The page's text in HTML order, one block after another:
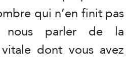
qui n’en finit pas
nous parler de la
dont vous avez